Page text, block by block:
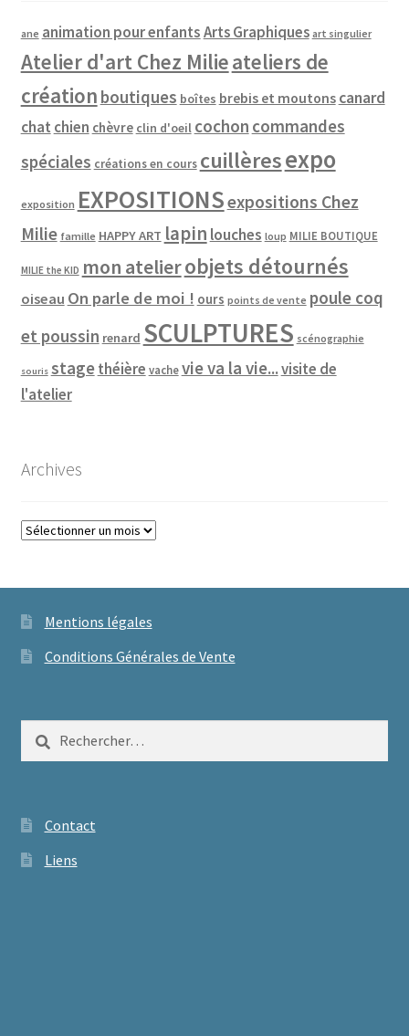
ane animation pour enfantsArts Graphiques art singulier
Atelier d'art Chez Milieateliers de
création boutiques boîtes brebis et moutons canard
chat chien chèvre clin d'oeil cochon commandes
spéciales créations en cours cuillèresexpo
exposition EXPOSITIONSexpositions Chez
Milie famille HAPPY ART lapin louches loup MILIE BOUTIQUE
MILIE the KID mon atelierobjets détournés
oiseau On parle de moi ! ours points de vente poule coq
et poussin renard SCULPTURES scénographie
souris stagethéière vache vie va la vie...visite de
l'atelier
Archives
Archives
Mentions légales
Conditions Générales de Vente
Rechercher :
Contact
Liens